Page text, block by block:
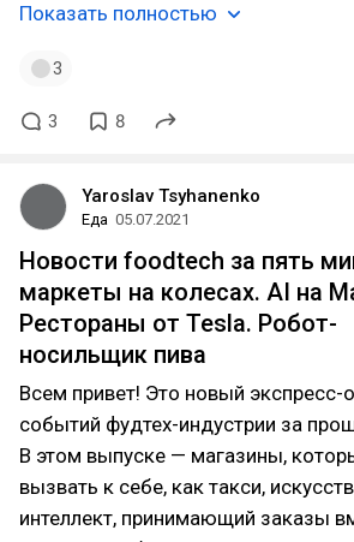
Показать полностью
3
3 8
Yaroslav Tsyhanenko
Еда 05.07.2021
Новости foodtech за пять
маркеты на колесах. AI на
Рестораны от Tesla. Робот-
носильщик пива
Всем привет! Это новый экспресс-
событий фудтех-индустрии за
В этом выпуске — магазины,
вызвать к себе, как такси,
интеллект, принимающий заказы